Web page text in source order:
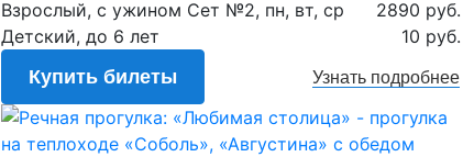
Взрослый, с ужином Сет №2, пн, вт, ср
2890 руб.
Детский, до 6 лет
10 руб.
Купить билеты Узнать подробнее